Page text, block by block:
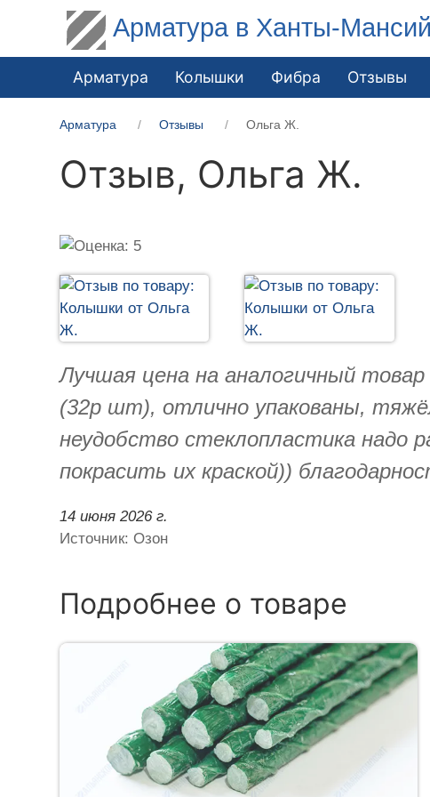
Арматура в Ханты-
Арматура Колышки Фибра Отзывы
Арматура Отзывы Ольга Ж.
Отзыв, Ольга Ж.
Лучшая цена на аналогичный
(32р шт), отлично упакованы,
неудобство стеклопластика надо
покрасить их краской))
14 июня 2026 г.
Источник: Озон
Подробнее о товаре